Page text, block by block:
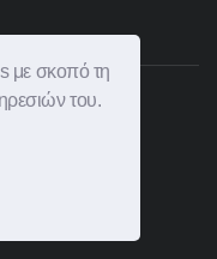
με σκοπό τη
του.